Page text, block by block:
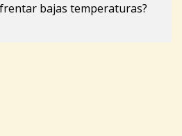
bajas temperaturas?